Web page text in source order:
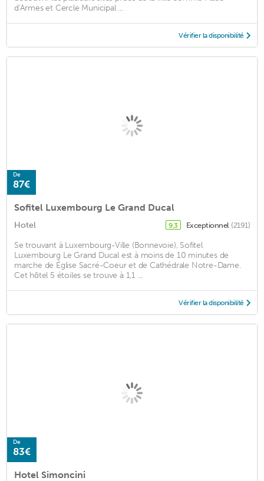
d'Armes et Cercle Municipal ...
Vérifier la disponibilité
De
87€
Sofitel Luxembourg Le Grand Ducal
Hotel 9,3 Exceptionnel (2191)
Se trouvant à Luxembourg-Ville (Bonnevoie), Sofitel
Luxembourg Le Grand Ducal est à moins de 10 minutes de
marche de Église Sacré-Coeur et de Cathédrale Notre-Dame.
Cet hôtel 5 étoiles se trouve à 1,1 ...
Vérifier la disponibilité
De
83€
Hotel Simoncini